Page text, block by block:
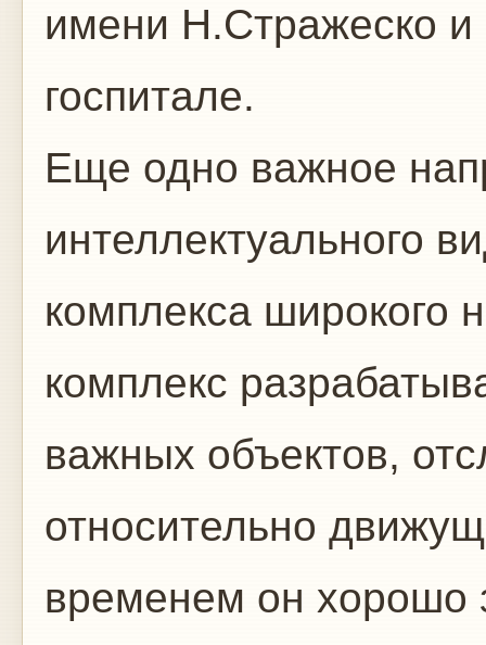
имени Н.Стражеско
госпитале.
Еще одно важное
интеллектуального
комплекса широкого
комплекс
важных объектов,
относительно
временем он хорошо